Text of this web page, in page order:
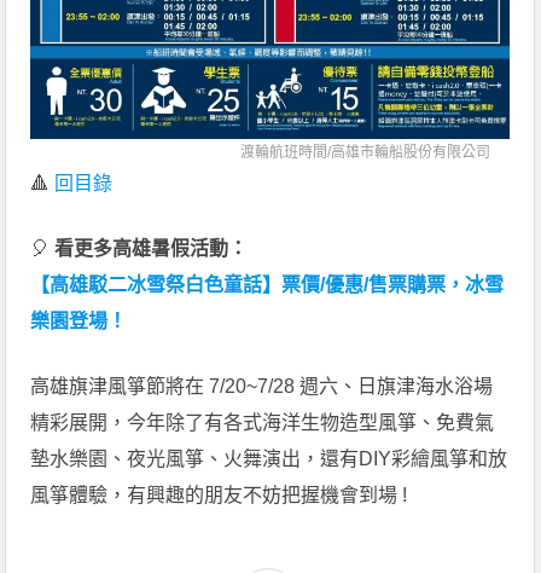
渡輪航班時間/高雄市輪船股份有限公司
🔺 回目錄
🎈看更多高雄暑假活動：
【高雄駁二冰雪祭白色童話】票價/優惠/售票購票，冰雪
樂園登場！
高雄旗津風箏節將在 7/20~7/28 週六、日旗津海水浴場
精彩展開，今年除了有各式海洋生物造型風箏、免費氣
墊水樂園、夜光風箏、火舞演出，還有DIY彩繪風箏和放
風箏體驗，有興趣的朋友不妨把握機會到場 !